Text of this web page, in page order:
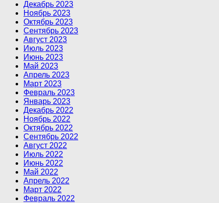
Декабрь 2023
Ноябрь 2023
Октябрь 2023
Сентябрь 2023
Август 2023
Июль 2023
Июнь 2023
Май 2023
Апрель 2023
Март 2023
Февраль 2023
Январь 2023
Декабрь 2022
Ноябрь 2022
Октябрь 2022
Сентябрь 2022
Август 2022
Июль 2022
Июнь 2022
Май 2022
Апрель 2022
Март 2022
Февраль 2022